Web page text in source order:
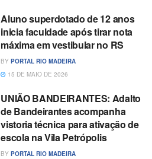
Aluno superdotado de 12 anos
inicia faculdade após tirar nota
máxima em vestibular no RS
BY PORTAL RIO MADEIRA
15 DE MAIO DE 2026
UNIÃO BANDEIRANTES: Adalto
de Bandeirantes acompanha
vistoria técnica para ativação de
escola na Vila Petrópolis
BY PORTAL RIO MADEIRA